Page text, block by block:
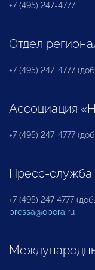
+7 (495) 247-4777
Отдел
+7 (495) 247-4777
Ассоциация
+7 (495) 247-4777
Пресс-служба
+7 (495) 247 4777 (доб.
pressa@opora.ru